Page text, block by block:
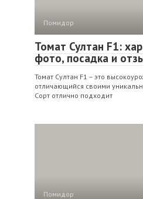
Помидор
Томат Султан F1:
фото, посадка и
Томат Султан F1 – это
отличающийся своими
Сорт отлично подходит
Помидор